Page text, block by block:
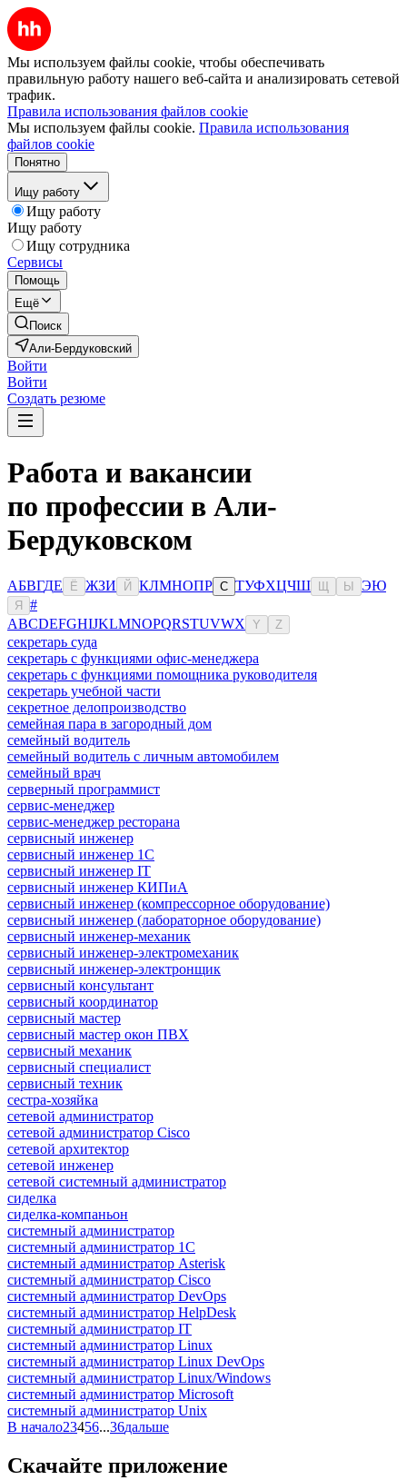
Мы используем файлы cookie, чтобы обеспечивать
правильную работу нашего веб-сайта и анализировать сетевой
трафик.
Правила использования файлов cookie
Мы используем файлы cookie. Правила использования
файлов cookie
Понятно
Ищу работу
Ищу работу
Ищу работу
Ищу сотрудника
Сервисы
Помощь
Ещё
Поиск
Али-Бердуковский
Войти
Войти
Создать резюме
Работа и вакансии
по профессии в Али-
Бердуковском
АБВГДЕ Ё ЖЗИ Й КЛМНОПР С ТУФХЦЧШ Ы ЭЮ
Я
#
ABCDEFGHIJKLMNOPQRSTUVWX Y Z
секретарь суда
секретарь с функциями офис-менеджера
секретарь с функциями помощника руководителя
секретарь учебной части
секретное делопроизводство
семейная пара в загородный дом
семейный водитель
семейный водитель с личным автомобилем
семейный врач
серверный программист
сервис-менеджер
сервис-менеджер ресторана
сервисный инженер
сервисный инженер 1С
сервисный инженер IT
сервисный инженер КИПиА
сервисный инженер (компрессорное оборудование)
сервисный инженер (лабораторное оборудование)
сервисный инженер-механик
сервисный инженер-электромеханик
сервисный инженер-электронщик
сервисный консультант
сервисный координатор
сервисный мастер
сервисный мастер окон ПВХ
сервисный механик
сервисный специалист
сервисный техник
сестра-хозяйка
сетевой администратор
сетевой администратор Cisco
сетевой архитектор
сетевой инженер
сетевой системный администратор
сиделка
сиделка-компаньон
системный администратор
системный администратор 1С
системный администратор Asterisk
системный администратор Cisco
системный администратор DevOps
системный администратор HelpDesk
системный администратор IT
системный администратор Linux
системный администратор Linux DevOps
системный администратор Linux/Windows
системный администратор Microsoft
системный администратор Unix
В начало23456...36дальше
Скачайте приложение